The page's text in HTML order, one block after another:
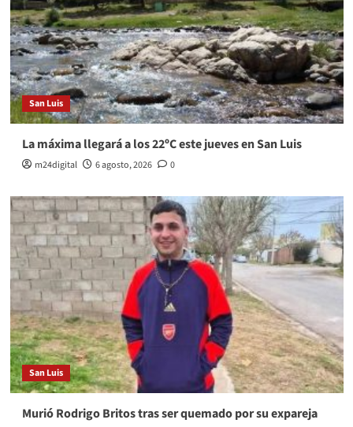
San Luis
La máxima llegará a los 22ºC este jueves en San Luis
m24digital 6 agosto, 2026 0
San Luis
Murió Rodrigo Britos tras ser quemado por su expareja